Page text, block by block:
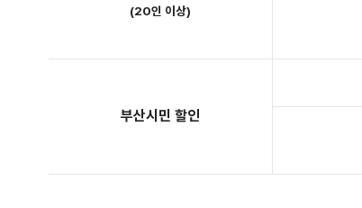
(20인 이상)
부산시민 할인